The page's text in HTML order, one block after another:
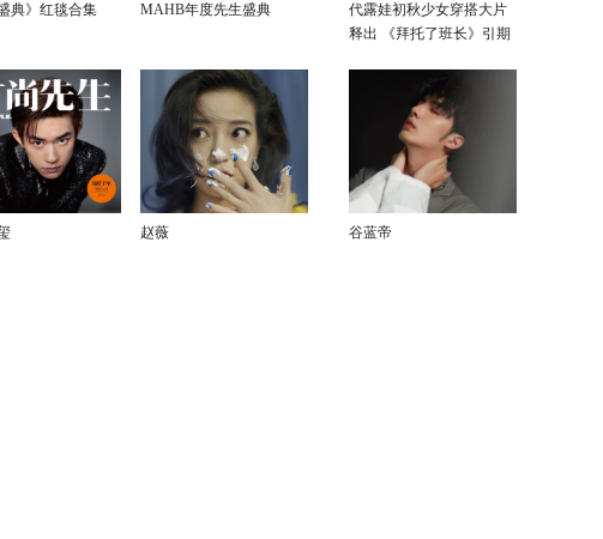
典》红毯合集 MAHB年度先生盛典
代露娃初秋少女穿搭大片
释出 《拜托了班长》引期
赵薇 谷蓝帝